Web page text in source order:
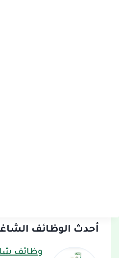
أحدث الوظائف
وظائف